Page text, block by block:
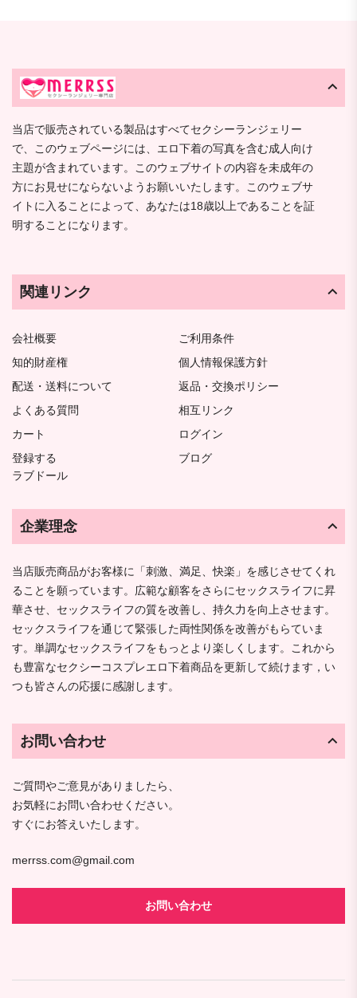
当店で販売されている製品はすべてセクシーランジェリー
で、このウェブページには、エロ下着の写真を含む成人向け
主題が含まれています。このウェブサイトの内容を未成年の
方にお見せにならないようお願いいたします。このウェブサ
イトに入ることによって、あなたは18歳以上であることを証
明することになります。
関連リンク
会社概要
ご利用条件
知的財産権
個人情報保護方針
配送・送料について
返品・交換ポリシー
よくある質問
相互リンク
カート
ログイン
登録する
ブログ
ラブドール
企業理念
当店販売商品がお客様に「刺激、満足、快楽」を感じさせてくれ
ることを願っています。広範な顧客をさらにセックスライフに昇
華させ、セックスライフの質を改善し、持久力を向上させます。
セックスライフを通じて緊張した両性関係を改善がもらていま
す。単調なセックスライフをもっとより楽しくします。これから
も豊富なセクシーコスプレエロ下着商品を更新して続けます，い
つも皆さんの応援に感謝します。
お問い合わせ
ご質問やご意見がありましたら、
お気軽にお問い合わせください。
すぐにお答えいたします。
merrss.com@gmail.com
お問い合わせ